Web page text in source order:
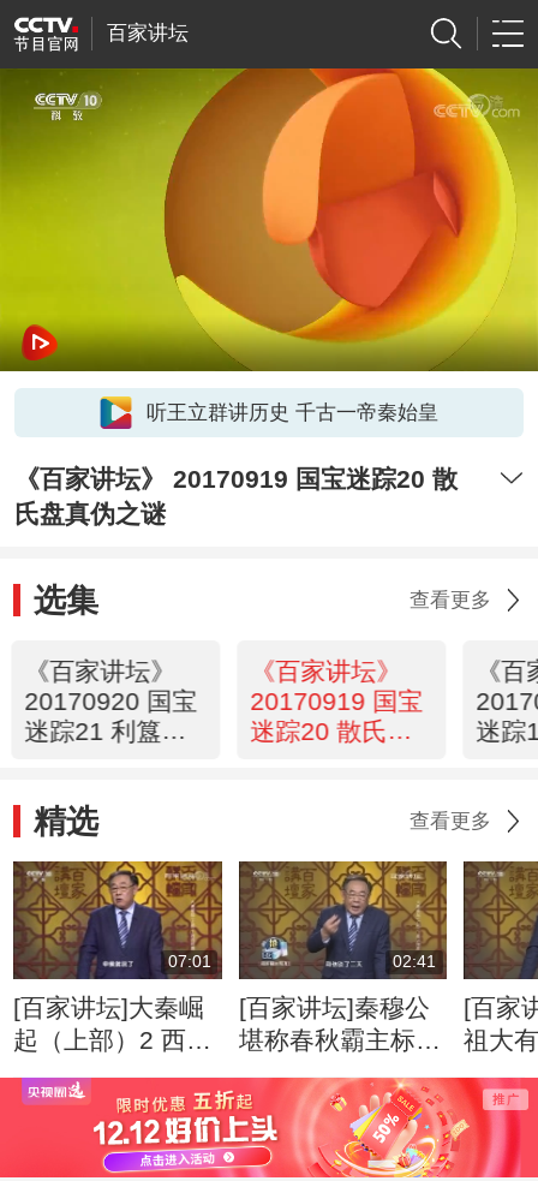
百家讲坛
听王立群讲历史 千古一帝秦始皇
《百家讲坛》 20170919 国宝迷踪20 散
氏盘真伪之谜
选集 查看更多
《百家讲坛》
20170920 国宝
迷踪21 利簋之
《百家讲坛》
20170919 国宝
迷踪20 散氏盘
《
迷踪
精选 查看更多
07:01
[百家讲坛]大秦崛
起（上部）2 西周
附庸 秦赢后裔被
封为附庸
02:41
[百家讲坛]秦穆公
堪称春秋霸主标杆
为何能获孔子点
赞？
[百家
祖大
百兽